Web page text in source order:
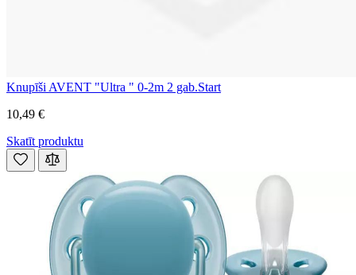
Knupīši AVENT "Ultra " 0-2m 2 gab.Start
10,49 €
Skatīt produktu